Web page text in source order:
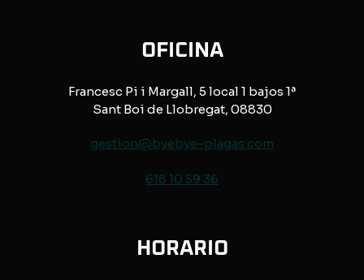
OFICINA
Francesc Pi i Margall, 5 local 1 bajos 1ª
Sant Boi de Llobregat, 08830
gestion@byebye-plagas.com
618 10 59 36
HORARIO